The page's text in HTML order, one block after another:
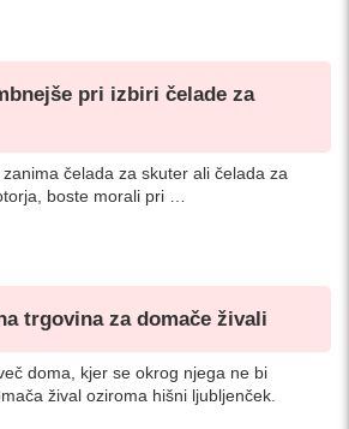
pri izbiri čelade za
čelada za skuter ali čelada za
boste morali pri …
trgovina za domače živali
doma, kjer se okrog njega ne bi
žival oziroma hišni ljubljenček.